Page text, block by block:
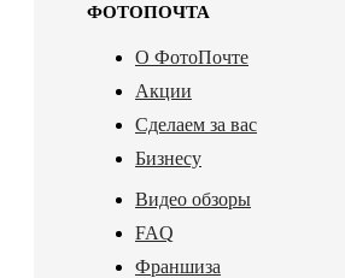
ФОТОПОЧТА
О ФотоПочте
Акции
Сделаем за вас
Бизнесу
Видео обзоры
FAQ
Франшиза